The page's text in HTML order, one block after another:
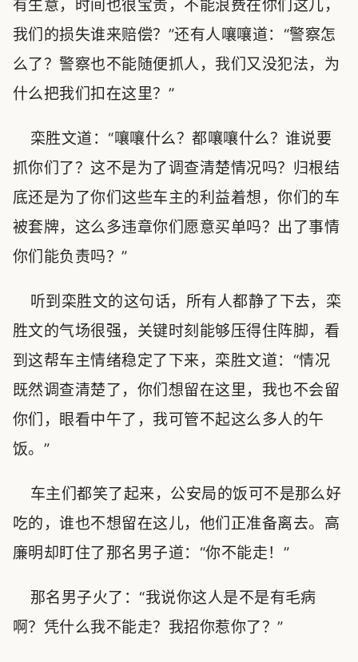
有生意，时间也很宝贵，不能浪费在你们这儿，
我们的损失谁来赔偿？”还有人嚷嚷道：“警察怎
么了？警察也不能随便抓人，我们又没犯法，为
什么把我们扣在这里？”
栾胜文道：“嚷嚷什么？都嚷嚷什么？谁说要
抓你们了？这不是为了调查清楚情况吗？归根结
底还是为了你们这些车主的利益着想，你们的车
被套牌，这么多违章你们愿意买单吗？出了事情
你们能负责吗？”
听到栾胜文的这句话，所有人都静了下去，栾
胜文的气场很强，关键时刻能够压得住阵脚，看
到这帮车主情绪稳定了下来，栾胜文道：“情况
既然调查清楚了，你们想留在这里，我也不会留
你们，眼看中午了，我可管不起这么多人的午
饭。”
车主们都笑了起来，公安局的饭可不是那么好
吃的，谁也不想留在这儿，他们正准备离去。高
廉明却盯住了那名男子道：“你不能走！”
那名男子火了：“我说你这人是不是有毛病
啊？凭什么我不能走？我招你惹你了？”